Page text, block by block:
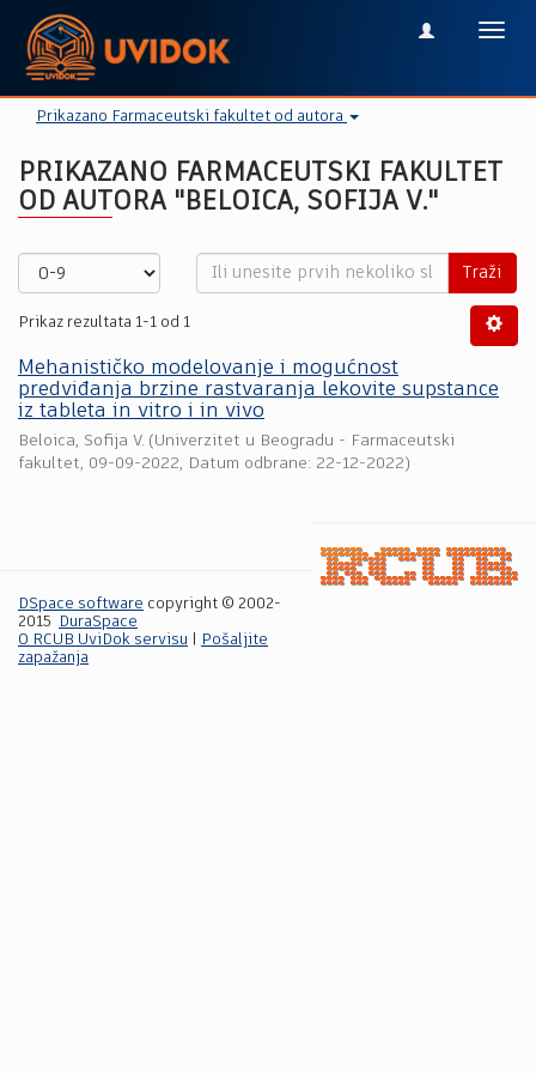
Prikazano Farmaceutski fakultet od autora
PRIKAZANO FARMACEUTSKI FAKULTET
OD AUTORA "BELOICA, SOFIJA V."
Traži
Prikaz rezultata 1-1 od 1
Mehanističko modelovanje i mogućnost
predviđanja brzine rastvaranja lekovite supstance
iz tableta in vitro i in vivo
Beloica, Sofija V. (Univerzitet u Beogradu - Farmaceutski
fakultet, 09-09-2022, Datum odbrane: 22-12-2022)
DSpace software copyright © 2002-
2015
DuraSpace
O RCUB UviDok servisu
Pošaljite
zapažanja